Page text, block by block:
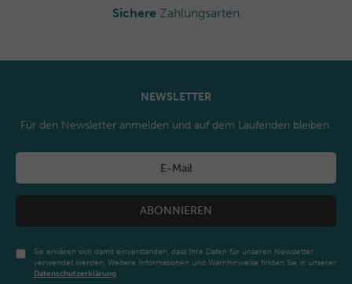
Sichere Zahlungsarten
NEWSLETTER
Für den Newsletter anmelden und auf dem Laufenden bleiben.
ABONNIEREN
Sie erklären sich damit einverstanden, dass Ihre Daten für unseren Newsletter
verwendet werden. Weitere Informationen und Warnhinweise finden Sie in unserer
Daten­schutz­erklärung